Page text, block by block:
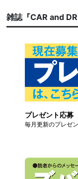
雑誌『CAR and
プレゼント応募
毎月更新のプレゼ